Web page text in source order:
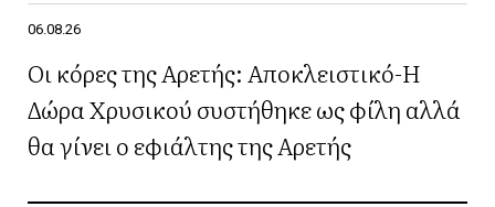
06.08.26
Οι κόρες της Αρετής: Αποκλειστικό-Η
Δώρα Χρυσικού συστήθηκε ως φίλη αλλά
θα γίνει ο εφιάλτης της Αρετής